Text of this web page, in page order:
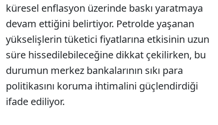
küresel enflasyon üzerinde baskı yaratmaya
devam ettiğini belirtiyor. Petrolde yaşanan
yükselişlerin tüketici fiyatlarına etkisinin uzun
süre hissedilebileceğine dikkat çekilirken, bu
durumun merkez bankalarının sıkı para
politikasını koruma ihtimalini güçlendirdiği
ifade ediliyor.